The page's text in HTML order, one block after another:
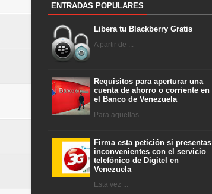
ENTRADAS POPULARES
Libera tu Blackberry Gratis
A partir de ...
Requisitos para aperturar una
cuenta de ahorro o corriente en
el Banco de Venezuela
Para aquellas ...
Firma esta petición si presentas
inconvenientes con el servicio
telefónico de Digitel en
Venezuela
Esta vez ...